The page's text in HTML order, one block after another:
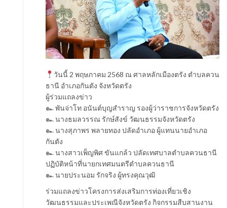
วันนี้ 2 พฤษภาคม 2568 ณ ศาลหลักเมืองตรัง ตำบลควน
ธานี อำเภอกันตัง จังหวัดตรัง
ผู้ร่วมแถลงข่าว
๛ พันจ่าโท อนันต์บุญสำราญ รองผู้ว่าราชการจังหวัดตรัง
๛ นางธมลวรรณ รักษ์สังข์ วัฒนธรรมจังหวัดตรัง
๛ นางสุภาพร พลายทอง ปลัดอำเภอ ผู้แทนนายอำเภอ
กันตัง
๛ นางสาวเพ็ญพิศ ขันแกล้ว ปลัดเทศบาลตำบลควนธานี
ปฏิบัติหน้าที่นายกเทศมนตรีตำบลควนธานี
๛ นายประนอม รักจริง ผู้ทรงคุณวุฒิ
ร่วมแถลงข่าวโครงการส่งเสริมการท่องเที่ยวเชิง
วัฒนธรรมและประเพณีจังหวัดตรัง กิจกรรมสืบสานงาน